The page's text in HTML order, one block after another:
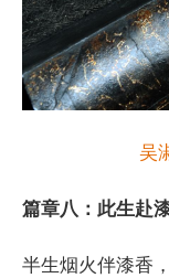
吴
篇章八：此生赴
半生烟火伴漆香